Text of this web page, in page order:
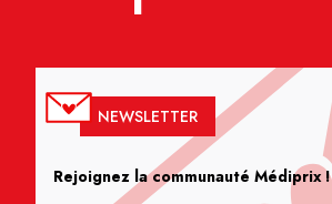
NEWSLETTER
Rejoignez la communauté Médiprix !